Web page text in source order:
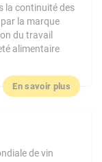
la continuité des
la marque
du travail
alimentaire
En savoir plus
de vin